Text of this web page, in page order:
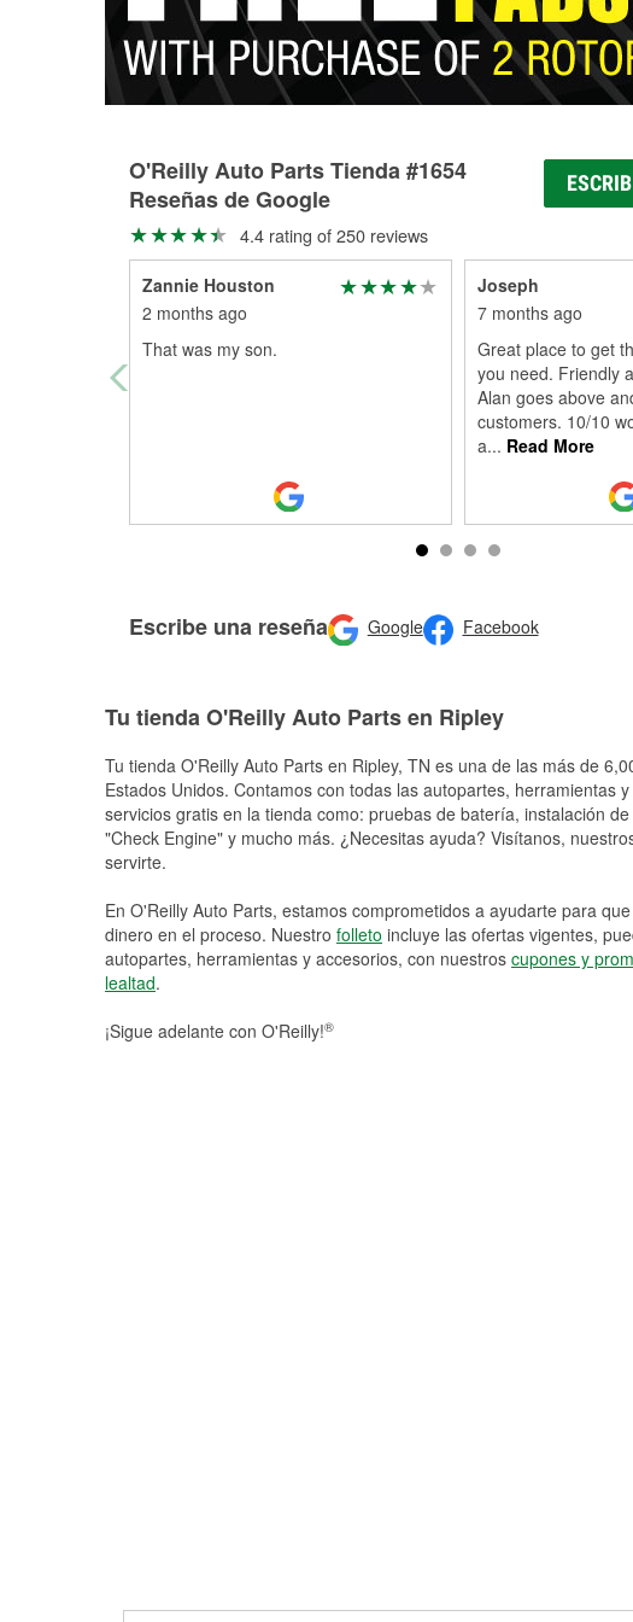
O'Reilly Auto Parts Tienda #1654
Reseñas de Google
4.4 rating of 250 reviews
Zannie Houston
2 months ago
That was my son.
Joseph
7 months ago
Great place to get
you need. Friendly
Alan goes above
customers. 10/10
a... Read More
Escribe una reseña Google Facebook
Tu tienda O'Reilly Auto Parts en Ripley
Tu tienda O'Reilly Auto Parts en Ripley, TN es una de las más de
Estados Unidos. Contamos con todas las autopartes, herramientas
servicios gratis en la tienda como: pruebas de batería, instalación
"Check Engine" y mucho más. ¿Necesitas ayuda? Visítanos,
servirte.
En O'Reilly Auto Parts, estamos comprometidos a ayudarte para
dinero en el proceso. Nuestro folleto incluye las ofertas vigentes,
autopartes, herramientas y accesorios, con nuestros cupones y
lealtad.
¡Sigue adelante con O'Reilly!®